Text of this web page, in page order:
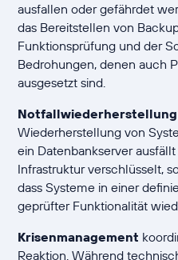
ausfallen oder gefährdet
das Bereitstellen von
Funktionsprüfung und der
Bedrohungen, denen auch
ausgesetzt sind.
Notfallwiederherstellung
Wiederherstellung von
ein Datenbankserver
Infrastruktur verschlüsselt,
dass Systeme in einer
geprüfter Funktionalität
Krisenmanagement
Reaktion. Während